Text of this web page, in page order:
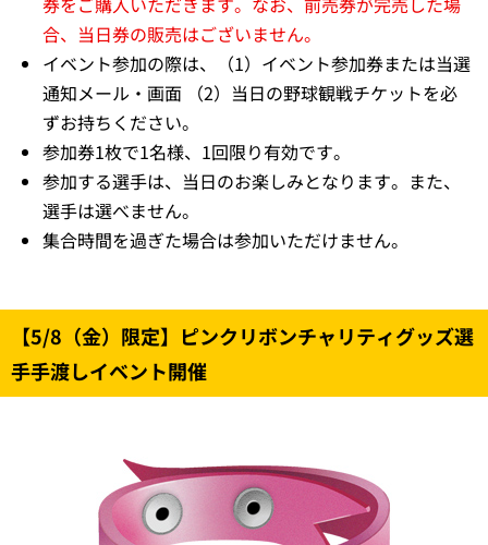
合、当日券の販売はございません。
イベント参加の際は、（1）イベント参加券または当選
通知メール・画面 （2）当日の野球観戦チケットを必
ずお持ちください。
参加券1枚で1名様、1回限り有効です。
参加する選手は、当日のお楽しみとなります。また、
選手は選べません。
集合時間を過ぎた場合は参加いただけません。
【5/8（金）限定】ピンクリボンチャリティグッズ選
手手渡しイベント開催